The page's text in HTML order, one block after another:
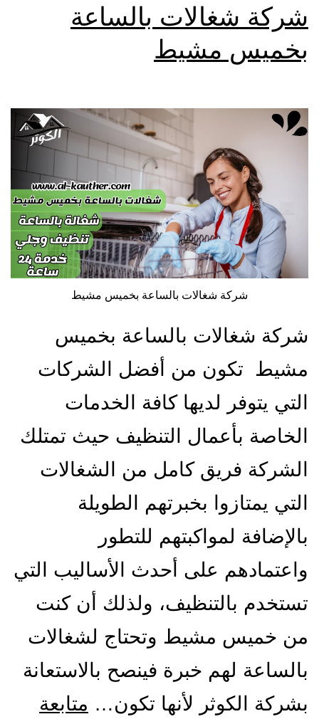
شركة شغالات بالساعة
بخميس مشيط
شركة شغالات بالساعة بخميس مشيط
شركة شغالات بالساعة بخميس
مشيط تكون من أفضل الشركات
التي يتوفر لديها كافة الخدمات
الخاصة بأعمال التنظيف حيث تمتلك
الشركة فريق كامل من الشغالات
التي يمتازوا بخبرتهم الطويلة
بالإضافة لمواكبتهم للتطور
واعتمادهم على أحدث الأساليب التي
تستخدم بالتنظيف، ولذلك أن كنت
من خميس مشيط وتحتاج لشغالات
بالساعة لهم خبرة فينصح بالاستعانة
بشركة الكوثر لأنها تكون… متابعة